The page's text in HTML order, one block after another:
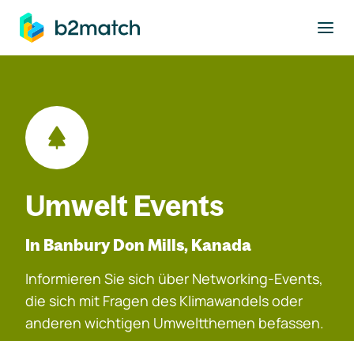
springen
Umwelt Events
In Banbury Don Mills, Kanada
Informieren Sie sich über Networking-Events,
die sich mit Fragen des Klimawandels oder
anderen wichtigen Umweltthemen befassen.